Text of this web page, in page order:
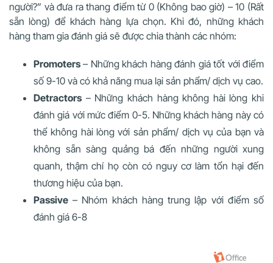
người?” và đưa ra thang điểm từ 0 (Không bao giờ) – 10 (Rất
sẵn lòng) để khách hàng lựa chọn. Khi đó, những khách
hàng tham gia đánh giá sẽ được chia thành các nhóm:
Promoters– Những khách hàng đánh giá tốt với điểm
số 9-10 và có khả năng mua lại sản phẩm/ dịch vụ cao.
Detractors– Những khách hàng không hài lòng khi
đánh giá với mức điểm 0-5. Những khách hàng này có
thể không hài lòng với sản phẩm/ dịch vụ của bạn và
không sẵn sàng quảng bá đến những người xung
quanh, thậm chí họ còn có nguy cơ làm tổn hại đến
thương hiệu của bạn.
Passive – Nhóm khách hàng trung lập với điểm số
đánh giá 6-8